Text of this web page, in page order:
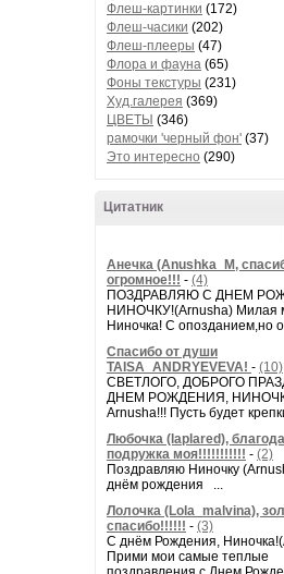
Флеш-картинки (172)
Флеш-часики (202)
Флеш-плееры (47)
Флора и фауна (65)
Фоны текстуры (231)
Худ.галерея (369)
ЦВЕТЫ (346)
рамочки 'черный фон' (37)
Это интересно (290)
Цитатник
Анечка (Anushka_M,
огромное!!! - (4)
ПОЗДРАВЛЯЮ С ДНЕМ
НИНОЧКУ!(Arnusha) Милая
Ниночка! С опозданием,но
Спасибо от души
TAISA_ANDRYEVEVA! - (10)
СВЕТЛОГО, ДОБРОГО
ДНЕМ РОЖДЕНИЯ,
Arnusha!!! Пусть будет
Любочка (laplared),
подружка моя!!!!!!!!!!! - (2)
Поздравляю Ниночку
днём рождения ...
Лолочка (Lola_malvina),
спасибо!!!!!! - (3)
С днём Рождения,
Прими мои самые теплые